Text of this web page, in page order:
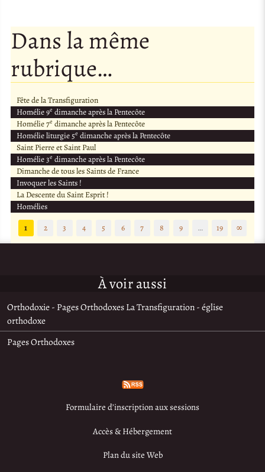
Dans la même
rubrique…
Fête de la Transfiguration
Homélie 9e dimanche après la Pentecôte
Homélie 7e dimanche après la Pentecôte
Homélie liturgie 5e dimanche après la Pentecôte
Saint Pierre et Saint Paul
Homélie 3e dimanche après la Pentecôte
Dimanche de tous les Saints de France
Invoquer les Saints !
La Descente du Saint Esprit !
Homélies
1
2 3 4 5 6 7 8 9 … 19 ∞
À voir aussi
Orthodoxie - Pages Orthodoxes La Transfiguration - église
orthodoxe
Pages Orthodoxes
Formulaire d’inscription aux sessions
Accès & Hébergement
Plan du site Web